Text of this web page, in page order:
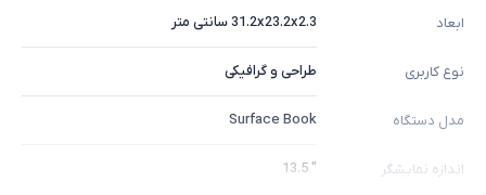
ابعاد 31.2x23.2x2.3 سانتی متر
نوع کاربری طراحی و گرافیکی
مدل دستگاه Surface Book
اندازه نمایشگر " 13.5